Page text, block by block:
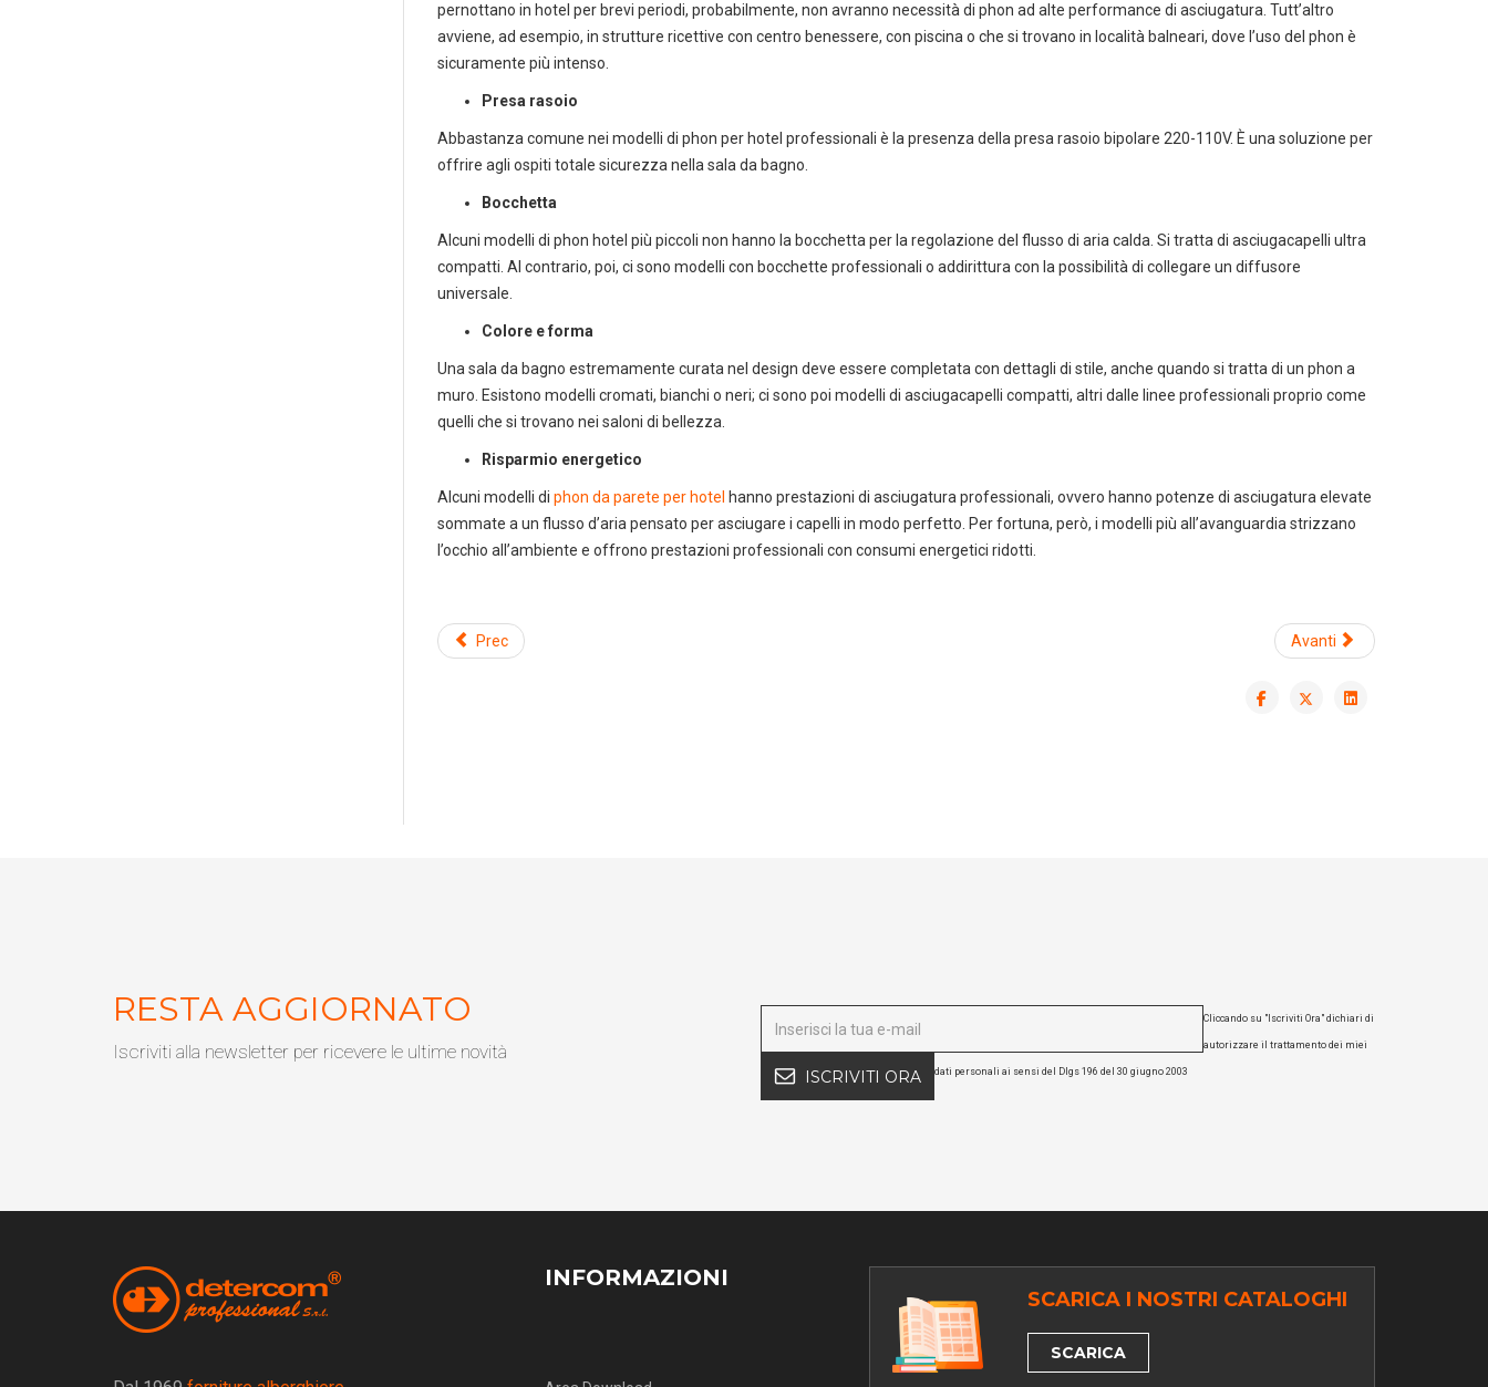
Scarica il catalogo horeca
pernottano in hotel per brevi periodi, probabilmente, non avranno necessità di phon ad alte performance di asciugatura. Tutt’altro
avviene, ad esempio, in strutture ricettive con centro benessere, con piscina o che si trovano in località balneari, dove l’uso del phon è
sicuramente più intenso.
Presa rasoio
Abbastanza comune nei modelli di phon per hotel professionali è la presenza della presa rasoio bipolare 220-110V. È una soluzione per
offrire agli ospiti totale sicurezza nella sala da bagno.
Bocchetta
Alcuni modelli di phon hotel più piccoli non hanno la bocchetta per la regolazione del flusso di aria calda. Si tratta di asciugacapelli ultra
compatti. Al contrario, poi, ci sono modelli con bocchette professionali o addirittura con la possibilità di collegare un diffusore
universale.
Colore e forma
Una sala da bagno estremamente curata nel design deve essere completata con dettagli di stile, anche quando si tratta di un phon a
muro. Esistono modelli cromati, bianchi o neri; ci sono poi modelli di asciugacapelli compatti, altri dalle linee professionali proprio come
quelli che si trovano nei saloni di bellezza.
Risparmio energetico
Alcuni modelli di phon da parete per hotel hanno prestazioni di asciugatura professionali, ovvero hanno potenze di asciugatura elevate
sommate a un flusso d’aria pensato per asciugare i capelli in modo perfetto. Per fortuna, però, i modelli più all’avanguardia strizzano
l’occhio all’ambiente e offrono prestazioni professionali con consumi energetici ridotti.
Prec Avanti
RESTA AGGIORNATO
Iscriviti alla newsletter per ricevere le ultime novità
ISCRIVITI ORA
Cliccando su "Iscriviti Ora" dichiari di
autorizzare il trattamento dei miei
dati personali ai sensi del Dlgs 196 del 30 giugno 2003
INFORMAZIONI
SCARICA I NOSTRI CATALOGHI
SCARICA